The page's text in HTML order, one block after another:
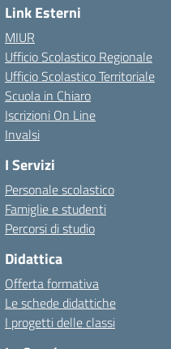
Link Esterni
MIUR
Ufficio Scolastico Regionale
Ufficio Scolastico Territoriale
Scuola in Chiaro
Iscrizioni On Line
Invalsi
I Servizi
Personale scolastico
Famiglie e studenti
Percorsi di studio
Didattica
Offerta formativa
Le schede didattiche
I progetti delle classi